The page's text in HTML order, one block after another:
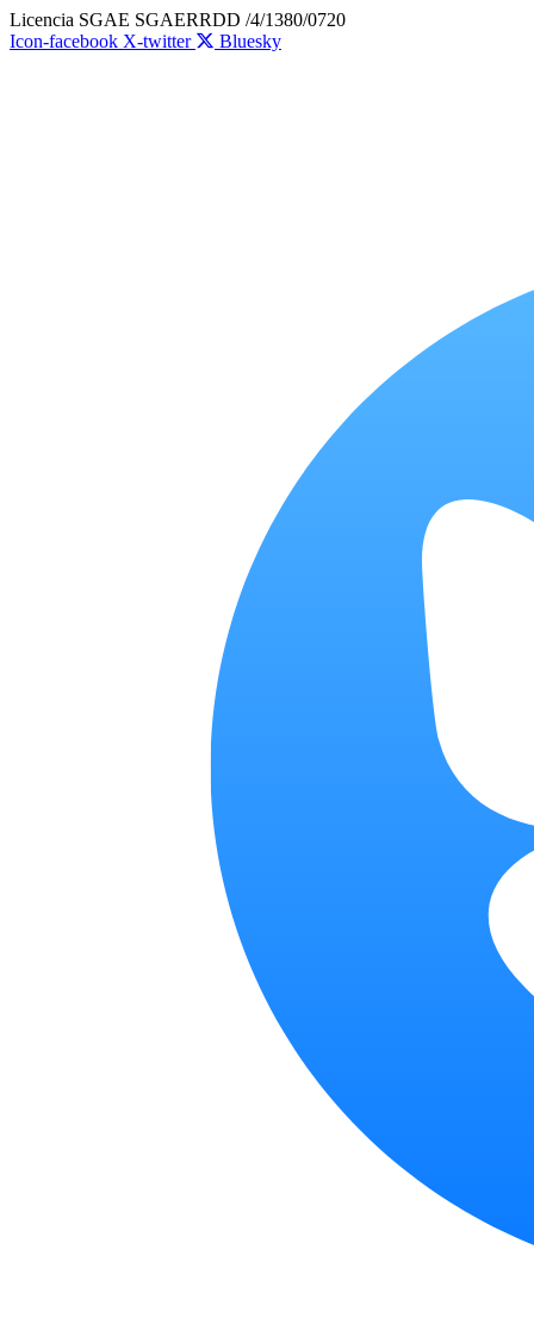
Ir
al
Licencia SGAE SGAERRDD /4/1380/0720
Icon-facebook X-twitter Bluesky